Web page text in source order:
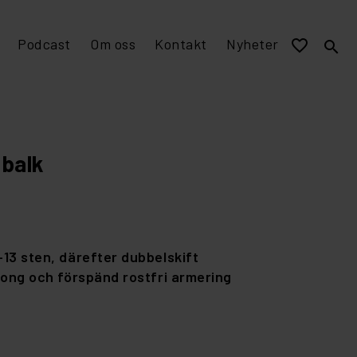
Podcast Om oss Kontakt Nyheter favorite_border search
sten, därefter dubbelskift
och förspänd rostfri armering